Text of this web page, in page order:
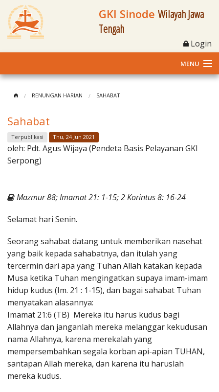
GKI Sinode Wilayah Jawa
Tengah
Login
MENU
Klasis dan Jemaat
Berita Kegiatan
Materi
RENUNGAN HARIAN SAHABAT
Sahabat
Terpublikasi Thu, 24 Jun 2021
oleh: Pdt. Agus Wijaya (Pendeta Basis Pelayanan GKI
Serpong)
Mazmur 88; Imamat 21: 1-15; 2 Korintus 8: 16-24
Selamat hari Senin.
Seorang sahabat datang untuk memberikan nasehat
yang baik kepada sahabatnya, dan itulah yang
tercermin dari apa yang Tuhan Allah katakan kepada
Musa ketika Tuhan mengingatkan supaya imam-imam
hidup kudus (Im. 21 : 1-15), dan bagai sahabat Tuhan
menyatakan alasannya:
Imamat 21:6 (TB) Mereka itu harus kudus bagi
Allahnya dan janganlah mereka melanggar kekudusan
nama Allahnya, karena merekalah yang
mempersembahkan segala korban api-apian TUHAN,
santapan Allah mereka, dan karena itu haruslah
mereka kudus.